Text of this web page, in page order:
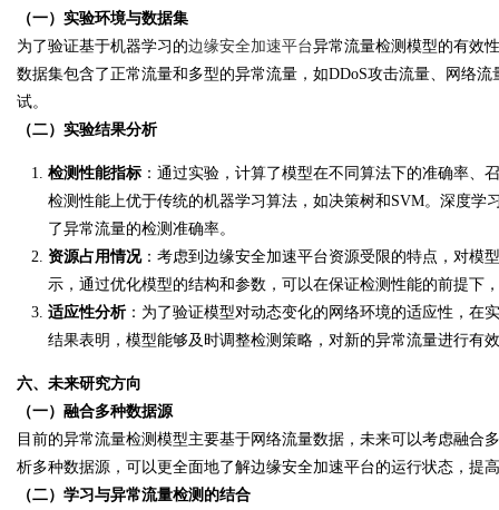
（一）实验环境与数据集
为了验证基于机器学习的边缘安全加速平台异常流量检测模型的有效
数据集包含了正常流量和多型的异常流量，如DDoS攻击流量、网络
试。
（二）实验结果分析
检测性能指标 ：通过实验，计算了模型在不同算法下的准确率、
检测性能上优于传统的机器学习算法，如决策树和SVM。深度
了异常流量的检测准确率。
资源占用情况：考虑到边缘安全加速平台资源受限的特点，对模
示，通过优化模型的结构和参数，可以在保证检测性能的前提下
适应性分析：为了验证模型对动态变化的网络环境的适应性，在
结果表明，模型能够及时调整检测策略，对新的异常流量进行有
六、未来研究方向
（一）融合多种数据源
目前的异常流量检测模型主要基于网络流量数据，未来可以考虑融
析多种数据源，可以更全面地了解边缘安全加速平台的运行状态，提
（二）学习与异常流量检测的结合